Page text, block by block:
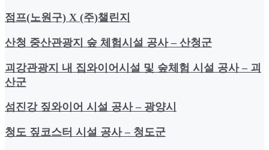
점프(노원구) X (주)챌린지
산청 중산관광지 숲 체험시설 공사 – 산청군
괴강관광지 내 집와이어시설 및 숲체험 시설 공사 – 괴
산군
섬진강 짚와이어 시설 공사 – 광양시
청도 짚코스터 시설 공사 – 청도군